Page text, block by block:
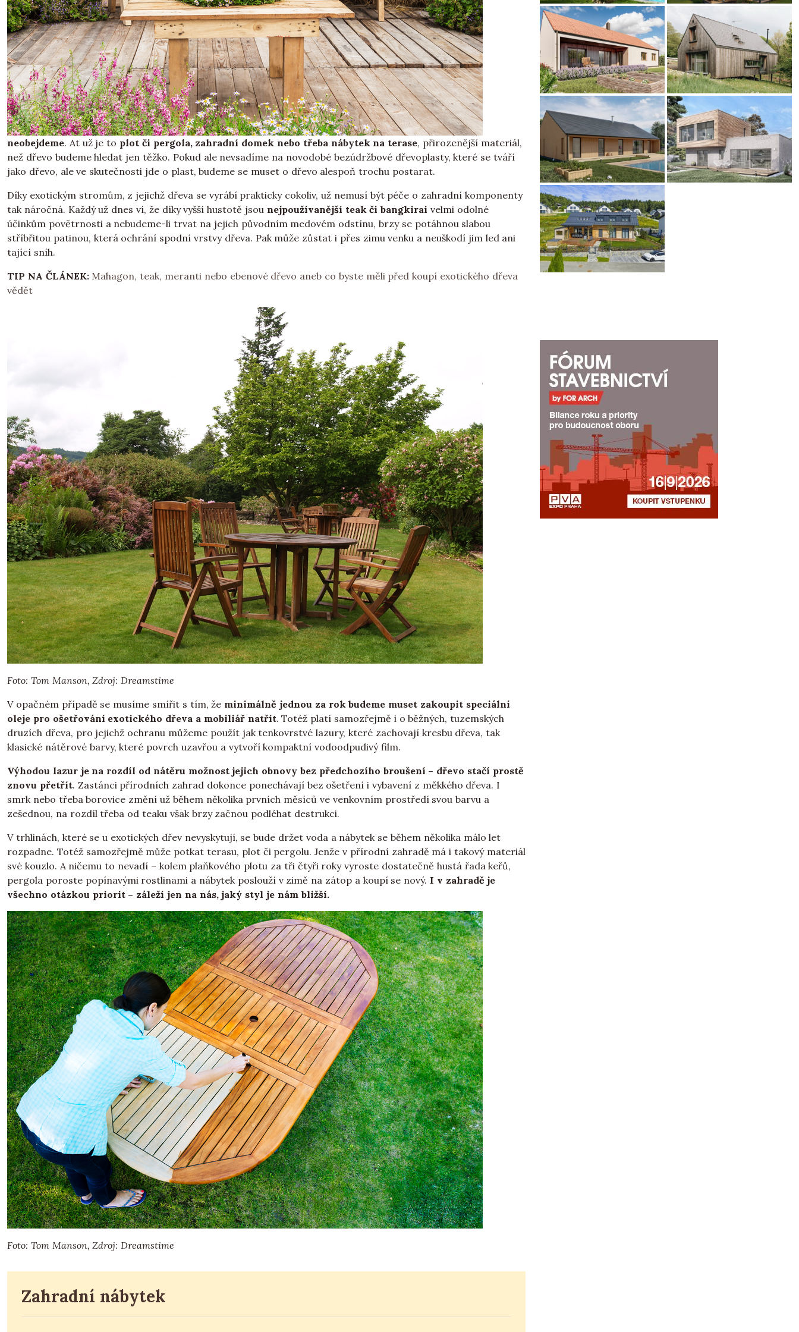
neobejdeme. At už je to plot či pergola, zahradní domek nebo třeba nábytek na terase, přirozenější materiál,
než dřevo budeme hledat jen těžko. Pokud ale nevsadíme na novodobé bezúdržbové dřevoplasty, které se tváří
jako dřevo, ale ve skutečnosti jde o plast, budeme se muset o dřevo alespoň trochu postarat.
Díky exotickým stromům, z jejichž dřeva se vyrábí prakticky cokoliv, už nemusí být péče o zahradní komponenty
tak náročná. Každý už dnes ví, že díky vyšší hustotě jsou nejpoužívanější teak či bangkirai velmi odolné
účinkům povětrnosti a nebudeme-li trvat na jejich původním medovém odstínu, brzy se potáhnou slabou
stříbřitou patinou, která ochrání spodní vrstvy dřeva. Pak může zůstat i přes zimu venku a neuškodí jim led ani
tající sníh.
TIP NA ČLÁNEK: Mahagon, teak, meranti nebo ebenové dřevo aneb co byste měli před koupí exotického dřeva
vědět
Foto: Tom Manson, Zdroj: Dreamstime
V opačném případě se musíme smířit s tím, že minimálně jednou za rok budeme muset zakoupit speciální
oleje pro ošetřování exotického dřeva a mobiliář natřít. Totéž platí samozřejmě i o běžných, tuzemských
druzích dřeva, pro jejichž ochranu můžeme použít jak tenkovrstvé lazury, které zachovají kresbu dřeva, tak
klasické nátěrové barvy, které povrch uzavřou a vytvoří kompaktní vodoodpudivý film.
Výhodou lazur je na rozdíl od nátěru možnost jejich obnovy bez předchozího broušení – dřevo stačí prostě
znovu přetřít. Zastánci přírodních zahrad dokonce ponechávají bez ošetření i vybavení z měkkého dřeva. I
smrk nebo třeba borovice změní už během několika prvních měsíců ve venkovním prostředí svou barvu a
zešednou, na rozdíl třeba od teaku však brzy začnou podléhat destrukci.
V trhlinách, které se u exotických dřev nevyskytují, se bude držet voda a nábytek se během několika málo let
rozpadne. Totéž samozřejmě může potkat terasu, plot či pergolu. Jenže v přírodní zahradě má i takový materiál
své kouzlo. A ničemu to nevadí – kolem plaňkového plotu za tři čtyři roky vyroste dostatečně hustá řada keřů,
pergola poroste popínavými rostlinami a nábytek poslouží v zimě na zátop a koupí se nový. I v zahradě je
všechno otázkou priorit – záleží jen na nás, jaký styl je nám bližší.
Foto: Tom Manson, Zdroj: Dreamstime
Zahradní nábytek